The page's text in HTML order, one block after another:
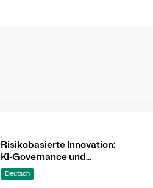
Risikobasierte Innovation:
KI‑Governance und
Risikomanagement vereinen, um
verantwortungsvolles Wachstum zu
Deutsch